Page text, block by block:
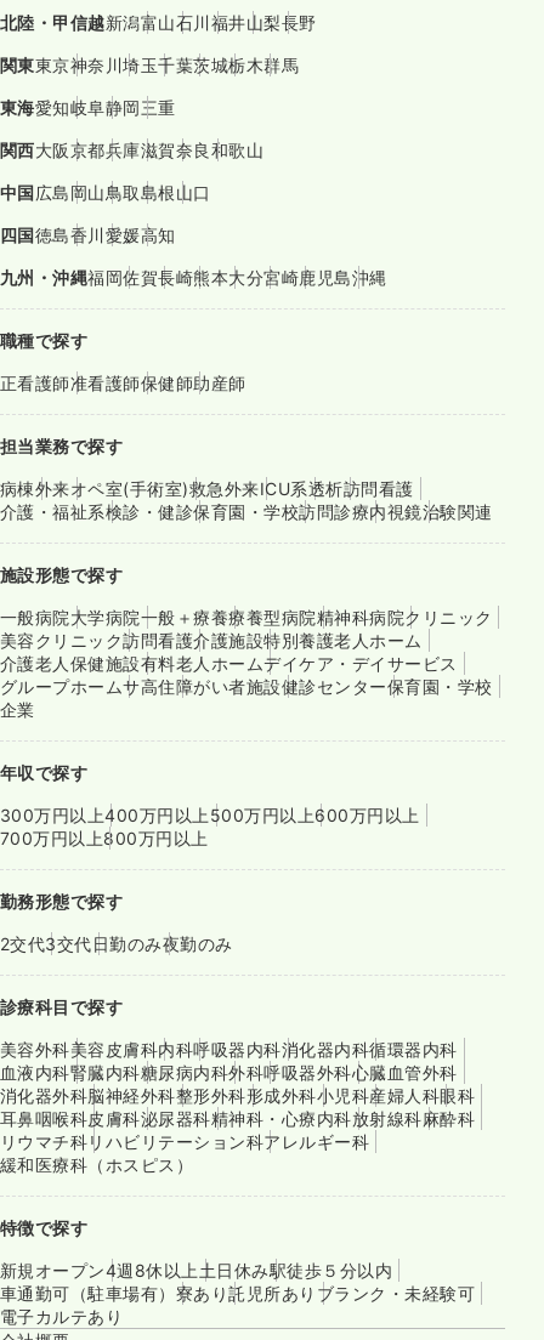
北陸・甲信越新潟富山石川福井山梨長野
関東東京神奈川埼玉千葉茨城栃木群馬
東海愛知岐阜静岡三重
関西大阪京都兵庫滋賀奈良和歌山
中国広島岡山鳥取島根山口
四国徳島香川愛媛高知
九州・沖縄福岡佐賀長崎熊本大分宮崎鹿児島沖縄
職種で探す
正看護師准看護師保健師助産師
担当業務で探す
病棟外来オペ室(手術室)救急外来ICU系透析訪問看護
介護・福祉系検診・健診保育園・学校訪問診療内視鏡治験関連
施設形態で探す
一般病院大学病院一般＋療養療養型病院精神科病院クリニック
美容クリニック訪問看護介護施設特別養護老人ホーム
介護老人保健施設有料老人ホームデイケア・デイサービス
グループホームサ高住障がい者施設健診センター保育園・学校
企業
年収で探す
300万円以上400万円以上 500万円以上600万円以上
700万円以上800万円以上
勤務形態で探す
2交代3交代日勤のみ夜勤のみ
診療科目で探す
美容外科美容皮膚科内科呼吸器内科消化器内科循環器内科
血液内科腎臓内科糖尿病内科外科呼吸器外科心臓血管外科
消化器外科脳神経外科整形外科形成外科小児科産婦人科眼科
耳鼻咽喉科皮膚科泌尿器科精神科・心療内科放射線科麻酔科
リウマチ科リハビリテーション科アレルギー科
緩和医療科（ホスピス）
特徴で探す
新規オープン4週8休以上 土日休み駅徒歩５分以内
車通勤可（駐車場有） 寮あり託児所あり ブランク・未経験可
電子カルテあり